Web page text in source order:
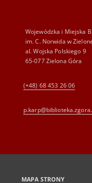
Wojewódzka i Miejska
im. C. Norwida w
al. Wojska Polskiego 9
65-077 Zielona Góra
(+48) 68 453 26 06
MAPA STRONY